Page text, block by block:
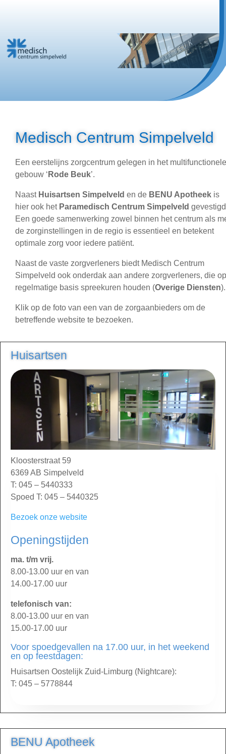
Medisch Centrum Simpelveld
Een eerstelijns zorgcentrum gelegen in het multifunctionele
gebouw ‘ Rode Beuk’.
Naast Huisartsen Simpelveld en de BENU Apotheek is
hier ook het Paramedisch Centrum Simpelveld
Een goede samenwerking zowel binnen het centrum als
de zorginstellingen in de regio is essentieel en betekent
optimale zorg voor iedere patiënt.
Naast de vaste zorgverleners biedt Medisch Centrum
Simpelveld ook onderdak aan andere zorgverleners, die op
regelmatige basis spreekuren houden (Overige Diensten).
Klik op de foto van een van de zorgaanbieders om de
betreffende website te bezoeken.
Huisartsen
Kloosterstraat 59
6369 AB Simpelveld
T: 045 – 5440333
Spoed T: 045 – 5440325
Bezoek onze website
Openingstijden
ma. t/m vrij.
8.00-13.00 uur en van
14.00-17.00 uur
telefonisch van:
8.00-13.00 uur en van
15.00-17.00 uur
Voor spoedgevallen na 17.00 uur, in het weekend
en op feestdagen:
Huisartsen Oostelijk Zuid-Limburg (Nightcare):
T: 045 – 5778844
BENU Apotheek